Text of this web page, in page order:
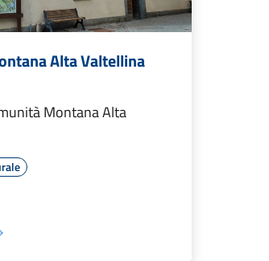
Alta Valtellina
Montana Alta